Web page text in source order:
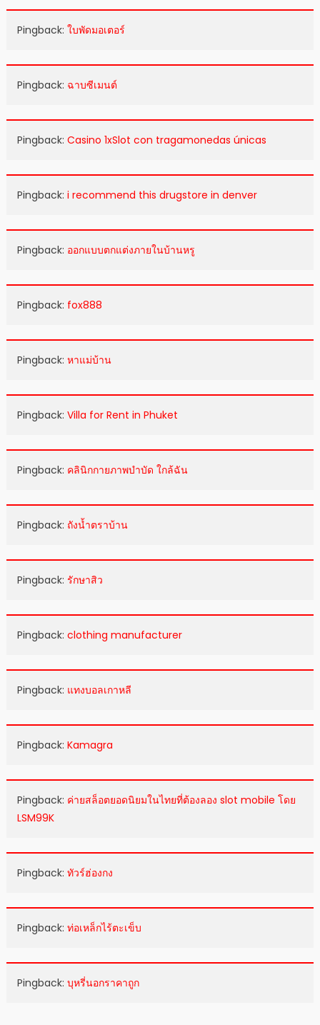
Pingback: ใบพัดมอเตอร์
Pingback: ฉาบซีเมนต์
Pingback: Casino 1xSlot con tragamonedas únicas
Pingback: i recommend this drugstore in denver
Pingback: ออกแบบตกแต่งภายในบ้านหรู
Pingback: fox888
Pingback: หาแม่บ้าน
Pingback: Villa for Rent in Phuket
Pingback: คลินิกกายภาพบำบัด ใกล้ฉัน
Pingback: ถังน้ำตราบ้าน
Pingback: รักษาสิว
Pingback: clothing manufacturer
Pingback: แทงบอลเกาหลี
Pingback: Kamagra
Pingback: ค่ายสล็อตยอดนิยมในไทยที่ต้องลอง slot mobile โดย
LSM99K
Pingback: ทัวร์ฮ่องกง
Pingback: ท่อเหล็กไร้ตะเข็บ
Pingback: บุหรี่นอกราคาถูก